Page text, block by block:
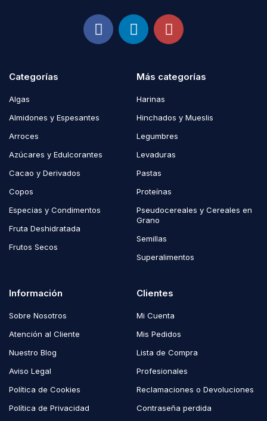
Categorías
Algas
Almidones y Espesantes
Arroces
Azúcares y Edulcorantes
Cacao y Derivados
Copos
Especias y Condimentos
Fruta Deshidratada
Frutos Secos
Más categorías
Harinas
Hinchados y Mueslis
Legumbres
Levaduras
Pastas
Proteínas
Pseudocereales y Cereales en
Grano
Semillas
Superalimentos
Información
Sobre Nosotros
Atención al Cliente
Nuestro Blog
Aviso Legal
Política de Cookies
Política de Privacidad
Clientes
Mi Cuenta
Mis Pedidos
Lista de Compra
Profesionales
Reclamaciones o Devoluciones
Contraseña perdida